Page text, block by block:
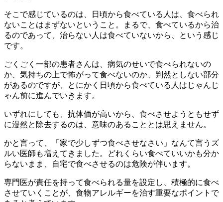
そこで感じているのは、日頃から食べている人は、食べられ
ないことはまずないということ。まるで、食べているから治
るのであって、治らない人は食べていないから、という感じ
です。
ごくごく一部の患者さんは、病気のせいで食べられないの
か、気持ちの上で怖がって食べないのか、判然としない部分
があるのですが、とにかく日頃から食べている人はじゃんじ
ゃん前に進んでいきます。
いずれにしても、抗体価が高いから、食べさせようともせず
に漫然と除去するのは、意味のあることとは思えません。
かと言って、「家で少しずつ食べさせなさい」なんて言うズ
ルい医師も増えてきました。どれくらい食べていいかも分か
らないまま、自宅で食べさせるのは危険が伴います。
専門医が責任を持って食べられる量を設定し、積極的に食べ
させていくことが、食物アレルギーを治す重要なポイントで